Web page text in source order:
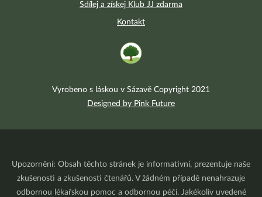
Sdílej a získej Klub JJ zdarma
Kontakt
Vyrobeno s láskou v Sázavě Copyright 2021
Designed by Pink Future
Upozornění: Obsah těchto stránek je informativní, prezentuje naše
zkušenosti a zkušenosti čtenářů. V žádném případě nenahrazuje
odbornou lékařskou pomoc a odbornou péči. Jakékoliv uvedené